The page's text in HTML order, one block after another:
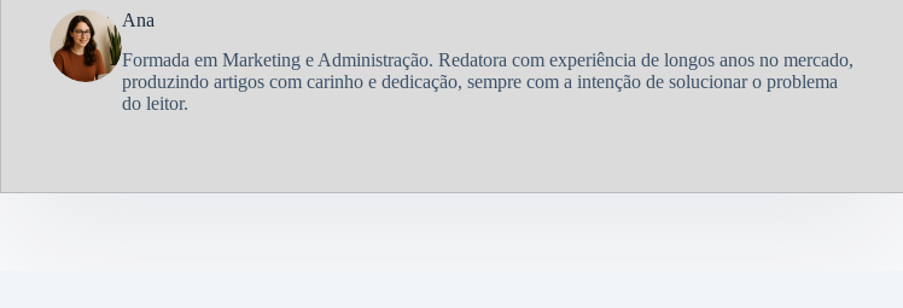
Ana
Formada em Marketing e Administração. Redatora com experiência de longos anos no mercado,
produzindo artigos com carinho e dedicação, sempre com a intenção de solucionar o problema
do leitor.